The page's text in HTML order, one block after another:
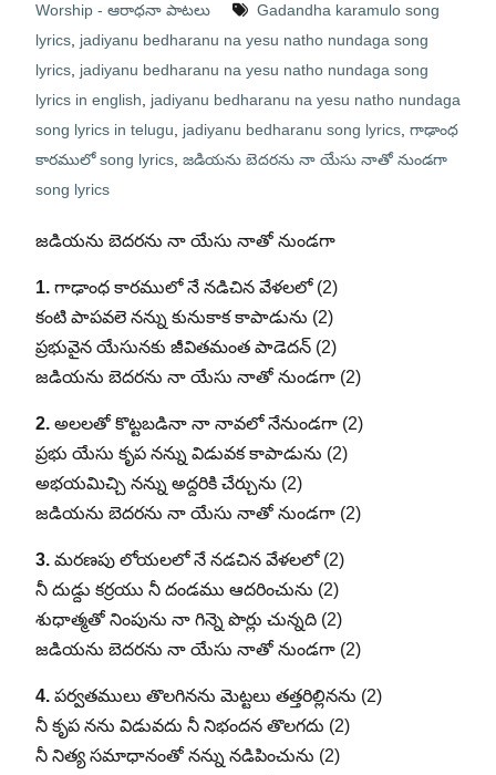
Worship - ఆరాధనా పాటలు
Gadandha karamulo song
lyrics, jadiyanu bedharanu na yesu natho nundaga song
lyrics, jadiyanu bedharanu na yesu natho nundaga song
lyrics in english
jadiyanu bedharanu na yesu natho nundaga
song lyrics in telugu
jadiyanu bedharanu song lyrics, గాఢాంధ
కారములో song lyrics, జడియను బెదరను నా యేసు నాతో నుండగా
song lyrics
జడియను బెదరను నా యేసు నాతో నుండగా
1. గాఢాంధ కారములో నే నడిచిన వేళలలో (2)
కంటి పాపవలె నన్ను కునుకాక కాపాడును (2)
ప్రభువైన యేసునకు జీవితమంత పాడెదన్ (2)
జడియను బెదరను నా యేసు నాతో నుండగా (2)
2. అలలతో కొట్టబడినా నా నావలో నేనుండగా (2)
ప్రభు యేసు కృప నన్ను విడువక కాపాడును (2)
అభయమిచ్చి నన్ను అద్దరికి చేర్చును (2)
జడియను బెదరను నా యేసు నాతో నుండగా (2)
3. మరణపు లోయలలో నే నడచిన వేళలలో (2)
నీ దుడ్దు కర్రయు నీ దండము ఆదరించును (2)
శుధాత్మతో నింపును నా గిన్నె పొర్లు చున్నది (2)
జడియను బెదరను నా యేసు నాతో నుండగా (2)
4. పర్వతములు తొలగినను మెట్టలు తత్తరిల్లినను (2)
నీ కృప నను విడువదు నీ నిభందన తొలగదు (2)
నీ నిత్య సమాధానంతో నన్ను నడిపించును (2)